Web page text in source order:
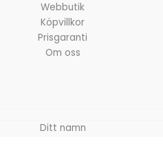
Webbutik
Köpvillkor
Prisgaranti
Om oss
Ditt namn